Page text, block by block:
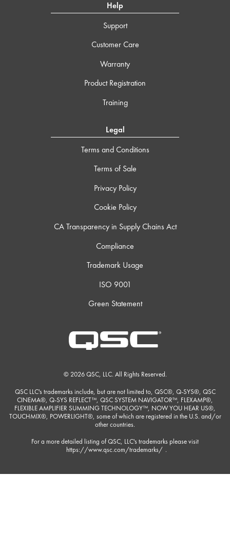
Help
Support
Customer Care
Warranty
Product Registration
Training
Legal
Terms and Conditions
Terms of Sale
Privacy Policy
Cookie Policy
CA Transparency in Supply Chains Act
Compliance
Trademark Usage
ISO 9001
Green Statement
© 2026 QSC, LLC. All Rights Reserved.
QSC LLC's trademarks include, but are not limited to, QSC®, Q-SYS®, QSC
CINEMA®, Q-SYS REFLECT™, QSC SYSTEM NAVIGATOR™, FLEXAMP®,
FLEXIBLE AMPLIFIER SUMMING TECHNOLOGY™, NOW YOU HEAR US®,
TOUCHMIX®, POWERLIGHT®, some of which are registered in the U.S. and/or
other countries.
For a more detailed listing of QSC, LLC's trademarks please visit
https://www.qsc.com/trademarks/ .